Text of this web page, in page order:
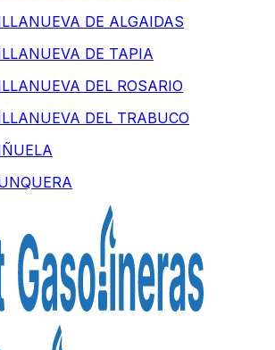
DE ALGAIDAS
DE TAPIA
DEL ROSARIO
DEL TRABUCO